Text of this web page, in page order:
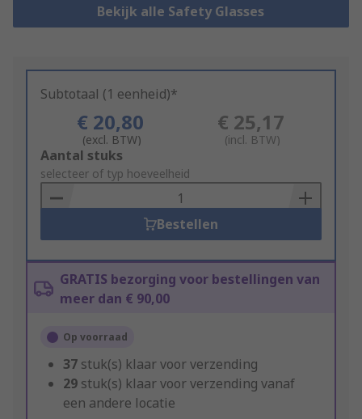
Bekijk alle Safety Glasses
Subtotaal (1 eenheid)*
€ 20,80
(excl. BTW)
€ 25,17
(incl. BTW)
Add
to
Basket
Aantal stuks
selecteer of typ hoeveelheid
Bestellen
GRATIS bezorging voor bestellingen van
meer dan € 90,00
Op voorraad
37 stuk(s) klaar voor verzending
29 stuk(s) klaar voor verzending vanaf
een andere locatie